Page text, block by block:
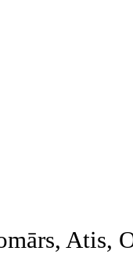
Atis,